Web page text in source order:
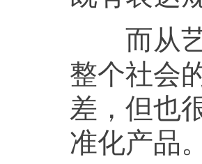
而从艺
整个社会
差，但也
准化产品。